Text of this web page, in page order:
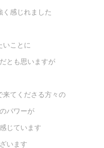
感じれました
いことに
とも思いますが
来てくださる方々の
パワーが
じています
います